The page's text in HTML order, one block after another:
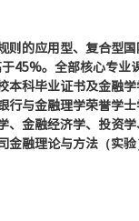
则的应用型、复合型
45%。全部核心专业
本科毕业证书及金融
与金融理学荣誉学士
、金融经济学、投资
金融理论与方法（实